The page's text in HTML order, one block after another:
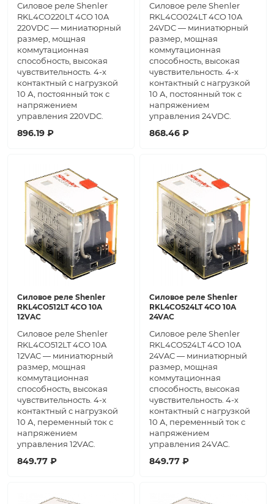
Силовое реле Shenler
RKL4CO220LT 4CO 10A
220VDC — миниатюрный
размер, мощная
коммутационная
способность, высокая
чувствительность. 4-х
контактный с нагрузкой
10 А, постоянный ток с
напряжением
управления 220VDC.
896.19 ₽
Силовое реле Shenler
RKL4CO024LT 4CO 10A
24VDC — миниатюрный
размер, мощная
коммутационная
способность, высокая
чувствительность. 4-х
контактный с нагрузкой
10 А, постоянный ток с
напряжением
управления 24VDC.
868.46 ₽
Силовое реле Shenler
RKL4CO512LT 4CO 10A
12VAC
Силовое реле Shenler
RKL4CO512LT 4CO 10A
12VAC — миниатюрный
размер, мощная
коммутационная
способность, высокая
чувствительность. 4-х
контактный с нагрузкой
10 А, переменный ток с
напряжением
управления 12VAC.
849.77 ₽
Силовое реле Shenler
RKL4CO524LT 4CO 10A
24VAC
Силовое реле Shenler
RKL4CO524LT 4CO 10A
24VAC — миниатюрный
размер, мощная
коммутационная
способность, высокая
чувствительность. 4-х
контактный с нагрузкой
10 А, переменный ток с
напряжением
управления 24VAC.
849.77 ₽